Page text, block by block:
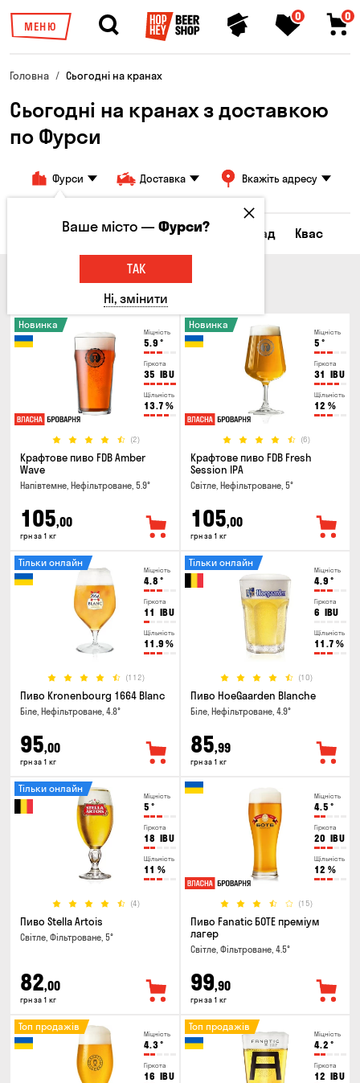
МЕНЮ
0 0
Головна Сьогодні на кранах
Сьогодні на кранах з доставкою
по Фурси
Фурси Доставка Вкажіть адресу
Всі товари Пиво Сидр Лимонад Квас
Міцність
5.9 °
Гіркота
35 IBU
Щільність
13.7 %
(2)
Новинка
Крафтове пиво FDB Amber
Wave
Напівтемне, Нефільтроване, 5.9°
105,00
грн за 1 кг
Міцність
5 °
Гіркота
31 IBU
Щільність
12 %
(6)
Новинка
Крафтове пиво FDB Fresh
Session IPA
Світле, Нефільтроване, 5°
105,00
грн за 1 кг
Міцність
4.8 °
Гіркота
11 IBU
Щільність
11.9 %
(112)
Тільки онлайн
Пиво Kronenbourg 1664 Blanc
Біле, Нефільтроване, 4.8°
95,00
грн за 1 кг
Міцність
4.9 °
Гіркота
6 IBU
Щільність
11.7 %
(10)
Тільки онлайн
Пиво HoeGaarden Blanche
Біле, Нефільтроване, 4.9°
85,99
грн за 1 кг
Міцність
5 °
Гіркота
18 IBU
Щільність
11 %
(4)
Тільки онлайн
Пиво Stella Artois
Світле, Фільтроване, 5°
82,00
грн за 1 кг
Міцність
4.5 °
Гіркота
20 IBU
Щільність
12 %
(15)
Пиво Fanatic БОТЕ преміум
лагер
Світле, Фільтроване, 4.5°
99,90
грн за 1 кг
Міцність
4.3°
Гіркота
16 IBU
Топ продажів
Міцність
4.2 °
Гіркота
12 IBU
Топ продажів
Ваше місто —Фурси?
ТАК
Ні, змінити